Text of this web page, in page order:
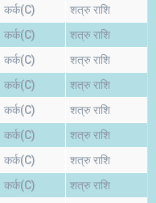
कर्क(C) शत्रु राशि
कर्क(C) शत्रु राशि
कर्क(C) शत्रु राशि
कर्क(C) शत्रु राशि
कर्क(C) शत्रु राशि
कर्क(C) शत्रु राशि
कर्क(C) शत्रु राशि
कर्क(C) शत्रु राशि